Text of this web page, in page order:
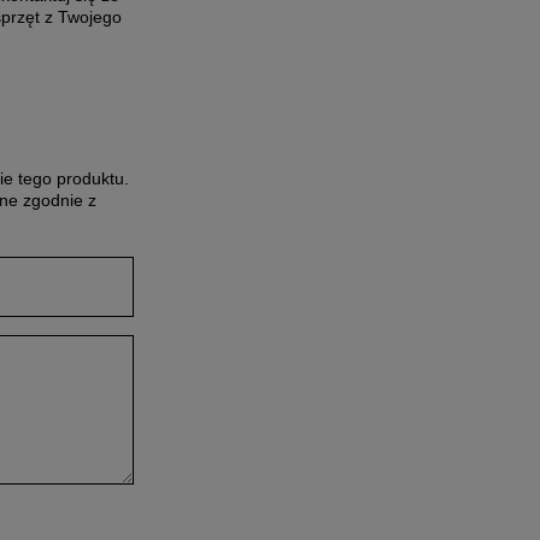
z Twojego
tego produktu.
zgodnie z